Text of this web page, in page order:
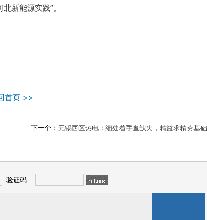
新能源实践”。
首页 >>
下一个： 无锡西区热电：细处着手查缺失，精益求精夯基础
验证码：